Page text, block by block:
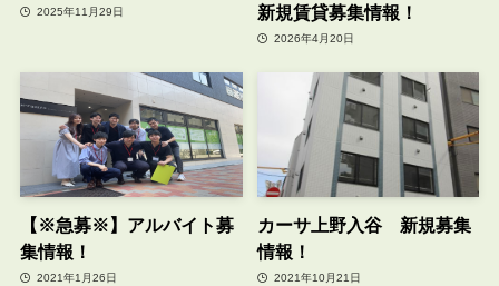
2025年11月29日
新規賃貸募集情報！
2026年4月20日
【※急募※】アルバイト募
集情報！
2021年1月26日
カーサ上野入谷 新規募集
情報！
2021年10月21日